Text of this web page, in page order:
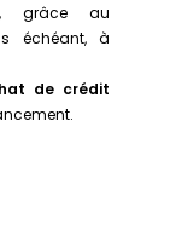
grâce au
échéant, à
de crédit